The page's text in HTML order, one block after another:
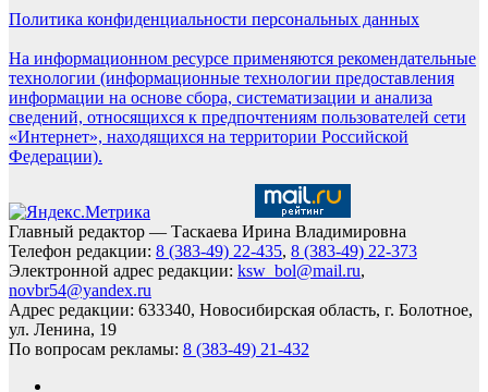
Политика конфиденциальности персональных данных
На информационном ресурсе применяются рекомендательные
технологии (информационные технологии предоставления
информации на основе сбора, систематизации и анализа
сведений, относящихся к предпочтениям пользователей сети
«Интернет», находящихся на территории Российской
Федерации).
Главный редактор — Таскаева Ирина Владимировна
Телефон редакции: 8 (383-49) 22-435, 8 (383-49) 22-373
Электронной адрес редакции: ksw_bol@mail.ru,
novbr54@yandex.ru
Адрес редакции: 633340, Новосибирская область, г. Болотное,
ул. Ленина, 19
По вопросам рекламы: 8 (383-49) 21-432